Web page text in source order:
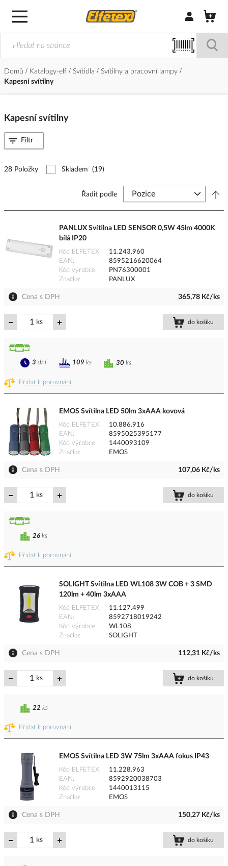
Přihlásit/
Domů Katalogy-elf Svítidla
Svítilny a pracovní lampy
Kapesní svítilny
Kapesní svítilny
28 Položky Skladem (19)
Řadit podle
PANLUX Svítilna LED SENSOR 0,5W 45lm 4000K
bílá IP20
Kód ELFETEX
11.243.960
EAN
8595216620064
Kód výrobce
PN76300001
Značka
PANLUX
Cena s DPH 365,78 Kč/ks
ks do košíku
Přidat k porovnání
30 ks
3 dní 109 ks
EMOS Svítilna LED 50lm 3xAAA kovová
Kód ELFETEX
10.886.916
EAN
8595025395177
Kód výrobce
1440093109
Značka
EMOS
Cena s DPH 107,06 Kč/ks
ks do košíku
Přidat k porovnání
26 ks
SOLIGHT Svítilna LED WL108 3W COB + 3 SMD
120lm + 40lm 3xAAA
Kód ELFETEX
11.127.499
EAN
8592718019242
Kód výrobce
WL108
Značka
SOLIGHT
Cena s DPH 112,31 Kč/ks
ks do košíku
Přidat k porovnání
22 ks
EMOS Svítilna LED 3W 75lm 3xAAA fokus IP43
Kód ELFETEX
11.228.963
EAN
8592920038703
Kód výrobce
1440013115
Značka
EMOS
Cena s DPH 150,27 Kč/ks
ks do košíku
Filtr